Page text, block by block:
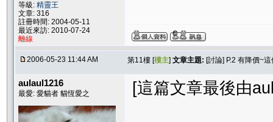
等級: 精靈王
文章: 316
註冊時間: 2004-05-11
最近來訪: 2010-07-24
離線
2006-05-23 11:44 AM 第11樓 [樓主] 文章主題: [討論] P.2 有降價~
aulaul1216
最愛: 愛貓者 貓恆愛之 [這篇文章最後由